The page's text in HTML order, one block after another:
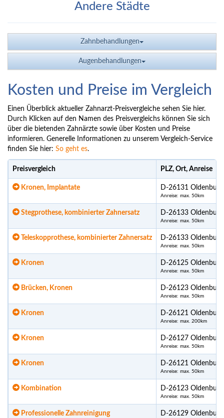
Andere Städte
Zahnbehandlungen
Augenbehandlungen
Kosten und Preise im Vergleich
Einen Überblick aktueller Zahnarzt-Preisvergleiche sehen Sie hier.
Durch Klicken auf den Namen des Preisvergleichs können Sie sich
über die bietenden Zahnärzte sowie über Kosten und Preise
informieren. Generelle Informationen zu unserem Vergleich-Service
finden Sie hier: So geht es.
Preisvergleich PLZ, Ort, Anreise
Kronen, Implantate D-26131 Oldenburg
Anreise: max. 50km
Stegprothese, kombinierter Zahnersatz D-26133 Oldenburg
Anreise: max. 50km
Teleskopprothese, kombinierter Zahnersatz D-26133 Oldenburg
Anreise: max. 50km
Kronen D-26125 Oldenburg
Anreise: max. 50km
Brücken, Kronen D-26123 Oldenburg
Anreise: max. 50km
Kronen D-26121 Oldenburg
Anreise: max. 200km
Kronen D-26127 Oldenburg
Anreise: max. 50km
Kronen D-26121 Oldenburg
Anreise: max. 50km
Kombination D-26123 Oldenburg
Anreise: max. 50km
Professionelle Zahnreinigung D-26129 Oldenburg